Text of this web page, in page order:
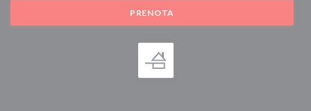
PRENOTA